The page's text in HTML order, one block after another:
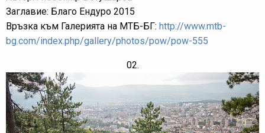
Заглавие: Благо Ендуро 2015
Връзка към Галерията на МТБ-БГ: http://www.mtb-
bg.com/index.php/gallery/photos/pow/pow-555
02.